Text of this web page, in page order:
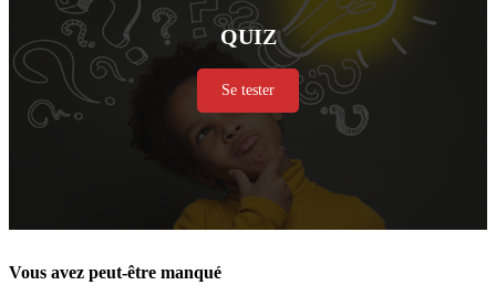
QUIZ
Se tester
Vous avez peut-être manqué